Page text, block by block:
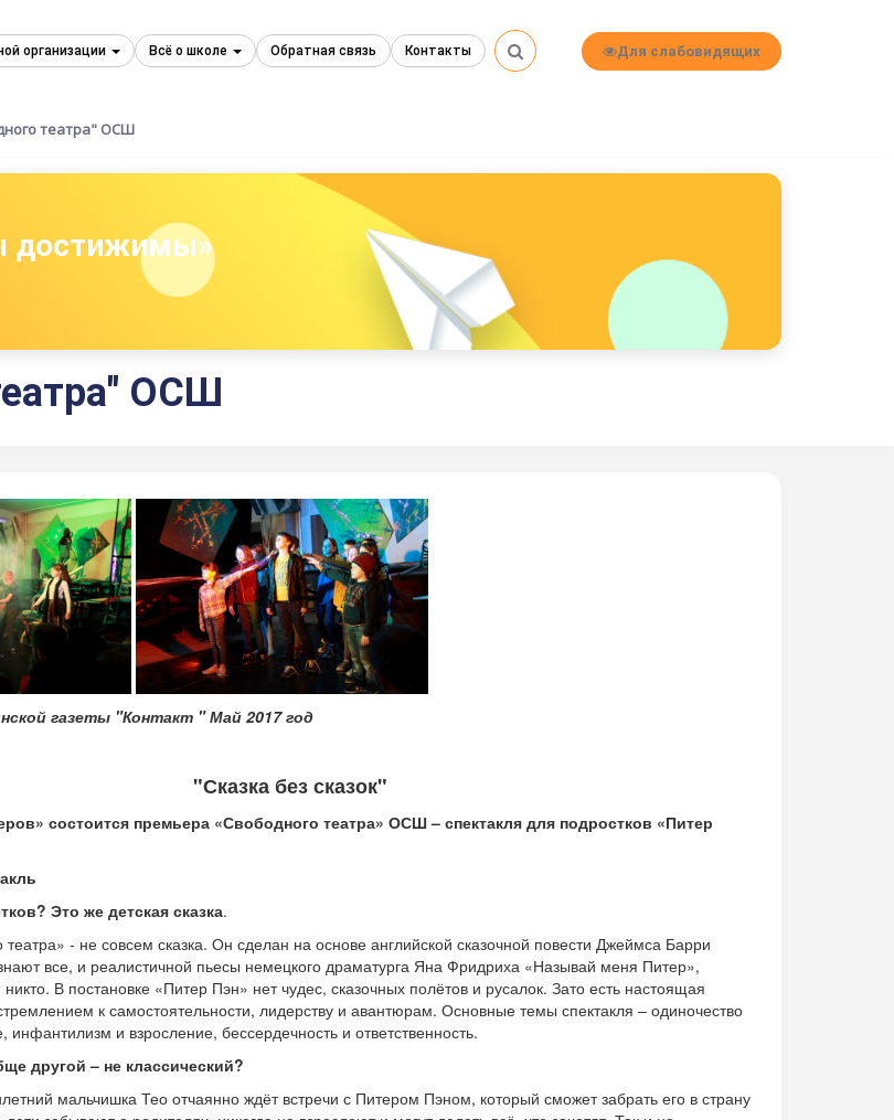
организации Всё о школе Обратная связь Контакты Для слабовидящих
театра" ОСШ
достижимы»
ОСШ
газеты "Контакт " Май 2017 год
"Сказка без сказок"
состоится премьера «Свободного театра» ОСШ – спектакля для подростков «Питер
Это же детская сказка.
театра» - не совсем сказка. Он сделан на основе английской сказочной повести Джеймса Барри
все, и реалистичной пьесы немецкого драматурга Яна Фридриха «Называй меня Питер»,
В постановке «Питер Пэн» нет чудес, сказочных полётов и русалок. Зато есть настоящая
к самостоятельности, лидерству и авантюрам. Основные темы спектакля – одиночество
инфантилизм и взросление, бессердечность и ответственность.
другой – не классический?
мальчишка Тео отчаянно ждёт встречи с Питером Пэном, который сможет забрать его в страну